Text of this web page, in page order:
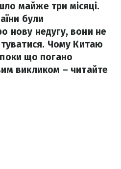
майже три місяці.
були
нову недугу, вони не
Чому Китаю
що погано
викликом – читайте